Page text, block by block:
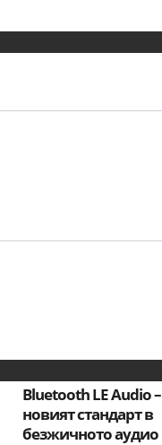
Bluetooth LE Audio –
новият стандарт в
безжичното аудио